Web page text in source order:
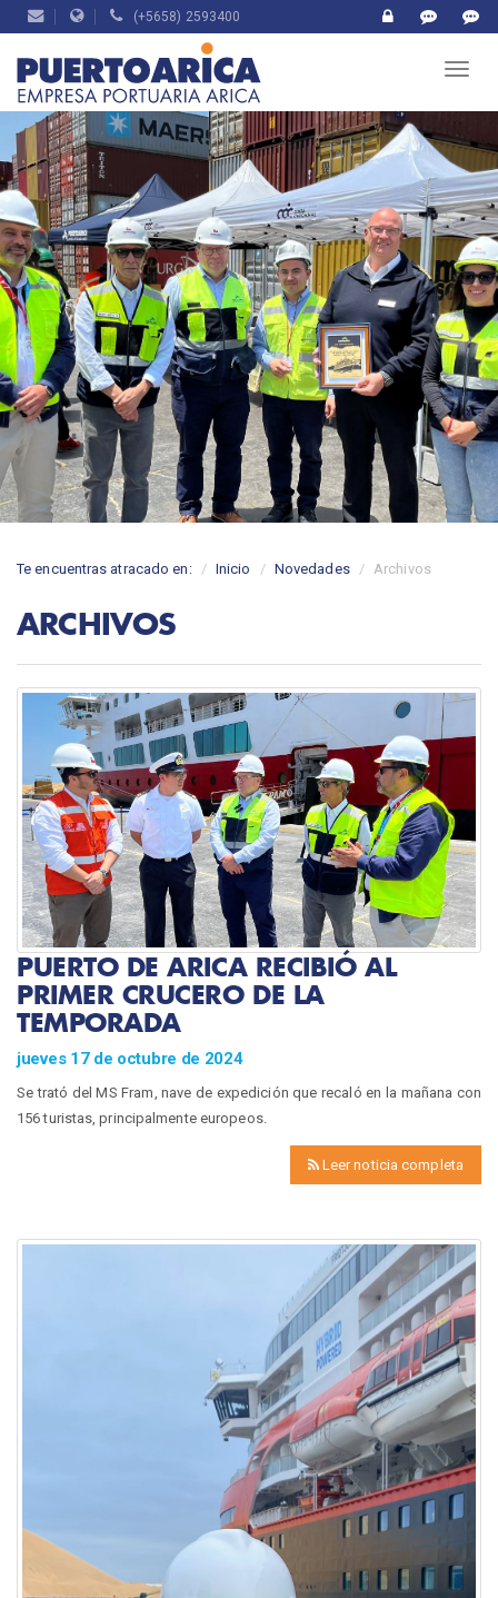
(+5658) 2593400
Te encuentras atracado en: Inicio Novedades Archivos
ARCHIVOS
PUERTO DE ARICA RECIBIÓ AL
PRIMER CRUCERO DE LA
TEMPORADA
jueves 17 de octubre de 2024
Se trató del MS Fram, nave de expedición que recaló en la mañana con
156 turistas, principalmente europeos.
Leer noticia completa